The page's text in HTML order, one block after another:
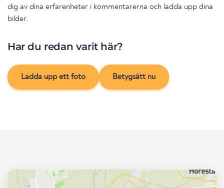
dig av dina erfarenheter i kommentarerna och ladda upp dina
bilder.
Har du redan varit här?
Ladda upp ett foto Betygsätt nu